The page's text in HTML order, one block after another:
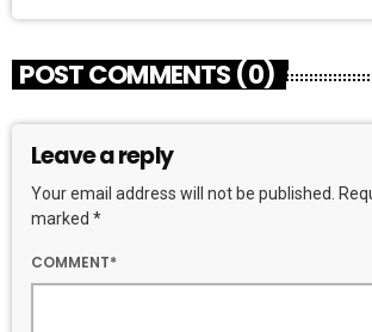
POST COMMENTS (0)
Leave a reply
Your email address will not be published.
marked *
COMMENT*